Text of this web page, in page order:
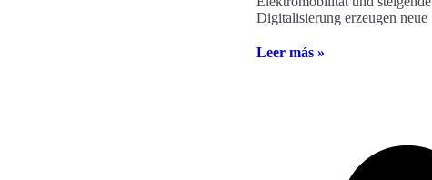
Digitalisierung erzeugen neue
Leer más »